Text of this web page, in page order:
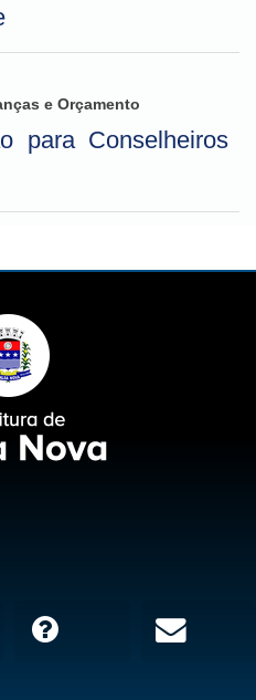
e Orçamento
para Conselheiros